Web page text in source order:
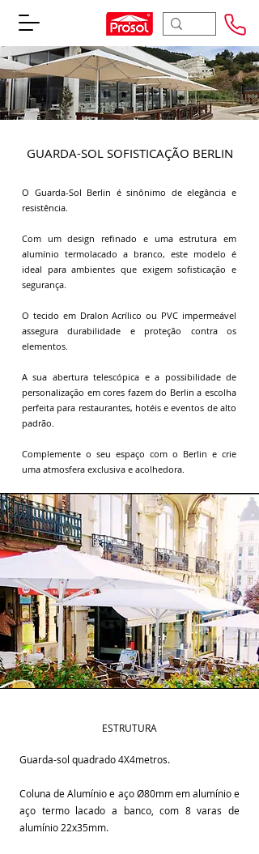
GUARDA-SOL SOFISTICAÇÃO BERLIN
O Guarda-Sol Berlin é sinônimo de elegância e
resistência.
Com um design refinado e uma estrutura em
alumínio termolacado a branco, este modelo é
ideal para ambientes que exigem sofisticação e
segurança.
O tecido em Dralon Acrílico ou PVC impermeável
assegura durabilidade e proteção contra os
elementos.
A sua abertura telescópica e a possibilidade de
personalização em cores fazem do Berlin a escolha
perfeita para restaurantes, hotéis e eventos de alto
padrão.
Complemente o seu espaço com o Berlin e crie
uma atmosfera exclusiva e acolhedora.​
ESTRUTURA
Guarda-sol quadrado 4X4metros.
Coluna de Alumínio e aço Ø80mm em alumínio e
aço termo lacado a banco, com 8 varas de
alumínio 22x35mm.